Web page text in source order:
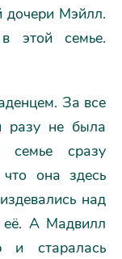
Мэйлл.
этой семье.
За все
разу не была
семье сразу
она здесь
над
её. А Мадвилл
и старалась